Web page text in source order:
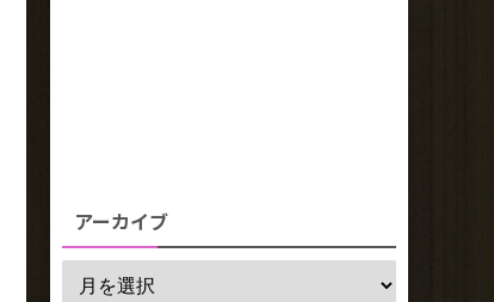
アーカイブ